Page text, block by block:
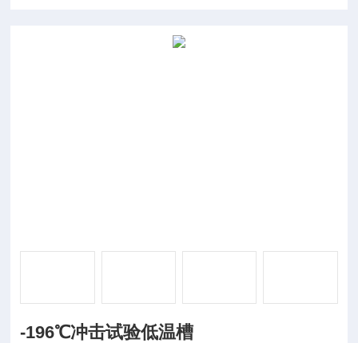
-196℃冲击试验低温槽